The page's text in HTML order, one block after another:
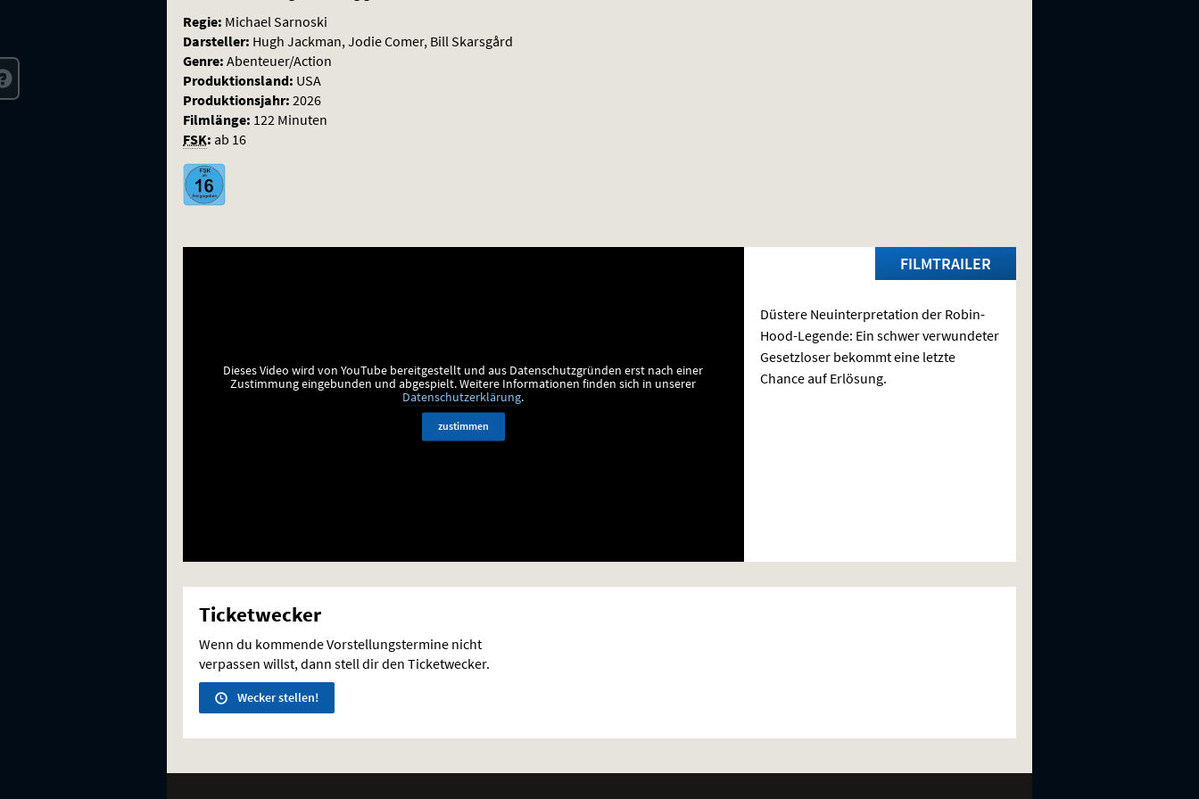
Regie: Michael Sarnoski
Darsteller: Hugh Jackman, Jodie Comer, Bill Skarsgård
Genre: Abenteuer/Action
Produktionsland: USA
Produktionsjahr: 2026
Filmlänge: 122 Minuten
FSK: ab 16
FILMTRAILER
Dieses Video wird von YouTube bereitgestellt und aus Datenschutzgründen erst nach einer
Zustimmung eingebunden und abgespielt.Weitere Informationen finden sich in unserer
Datenschutzerklärung.
zustimmen
Düstere Neuinterpretation der Robin-
Hood-Legende: Ein schwer verwundeter
Gesetzloser bekommt eine letzte
Chance auf Erlösung.
Ticketwecker
Wenn du kommende Vorstellungstermine nicht
verpassen willst, dann stell dir den Ticketwecker.
Wecker stellen!